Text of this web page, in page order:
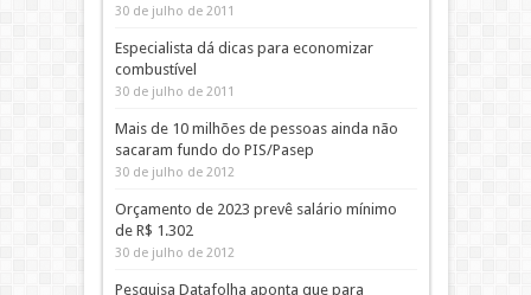
30 de julho de 2011
Especialista dá dicas para economizar
combustível
30 de julho de 2011
Mais de 10 milhões de pessoas ainda não
sacaram fundo do PIS/Pasep
30 de julho de 2012
Orçamento de 2023 prevê salário mínimo
de R$ 1.302
30 de julho de 2012
Pesquisa Datafolha aponta que para